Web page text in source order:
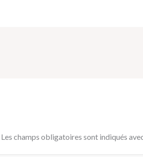
Les champs obligatoires sont indiqués